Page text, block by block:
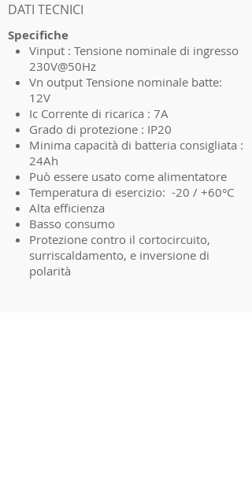
DATI TECNICI
Specifiche
Vinput : Tensione nominale di ingresso
230V@50Hz
Vn output Tensione nominale batte:
12V
Ic Corrente di ricarica : 7A
Grado di protezione : IP20
Minima capacità di batteria consigliata :
24Ah
Può essere usato come alimentatore
Temperatura di esercizio: -20 / +60°C
Alta efficienza
Basso consumo
Protezione contro il cortocircuito,
surriscaldamento, e inversione di
polarità